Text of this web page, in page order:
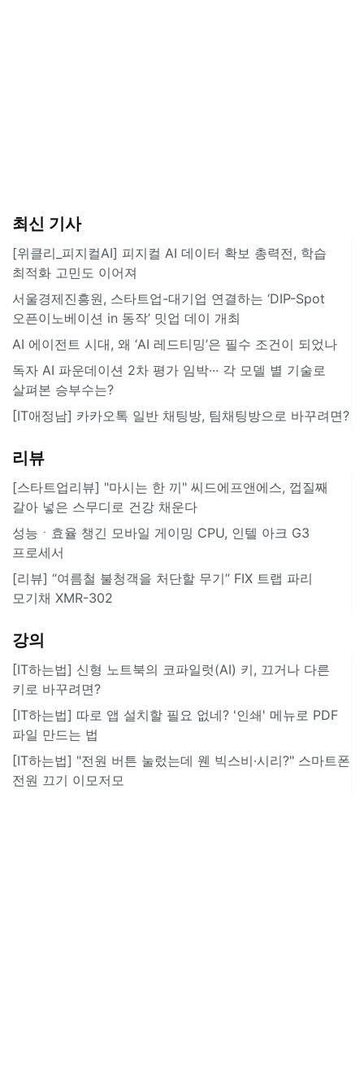
최신 기사
[위클리_피지컬AI] 피지컬 AI 데이터 확보 총력전, 학습
최적화 고민도 이어져
서울경제진흥원, 스타트업-대기업 연결하는 ‘DIP-Spot
오픈이노베이션 in 동작’ 밋업 데이 개최
AI 에이전트 시대, 왜 ‘AI 레드티밍’은 필수 조건이 되었나
독자 AI 파운데이션 2차 평가 임박··· 각 모델 별 기술로
살펴본 승부수는?
[IT애정남] 카카오톡 일반 채팅방, 팀채팅방으로 바꾸려면?
리뷰
[스타트업리뷰] "마시는 한 끼" 씨드에프앤에스, 껍질째
갈아 넣은 스무디로 건강 채운다
성능ㆍ효율 챙긴 모바일 게이밍 CPU, 인텔 아크 G3
프로세서
[리뷰] “여름철 불청객을 처단할 무기” FIX 트랩 파리
모기채 XMR-302
강의
[IT하는법] 신형 노트북의 코파일럿(AI) 키, 끄거나 다른
키로 바꾸려면?
[IT하는법] 따로 앱 설치할 필요 없네? '인쇄' 메뉴로 PDF
파일 만드는 법
[IT하는법] "전원 버튼 눌렀는데 웬 빅스비·시리?" 스마트폰
전원 끄기 이모저모